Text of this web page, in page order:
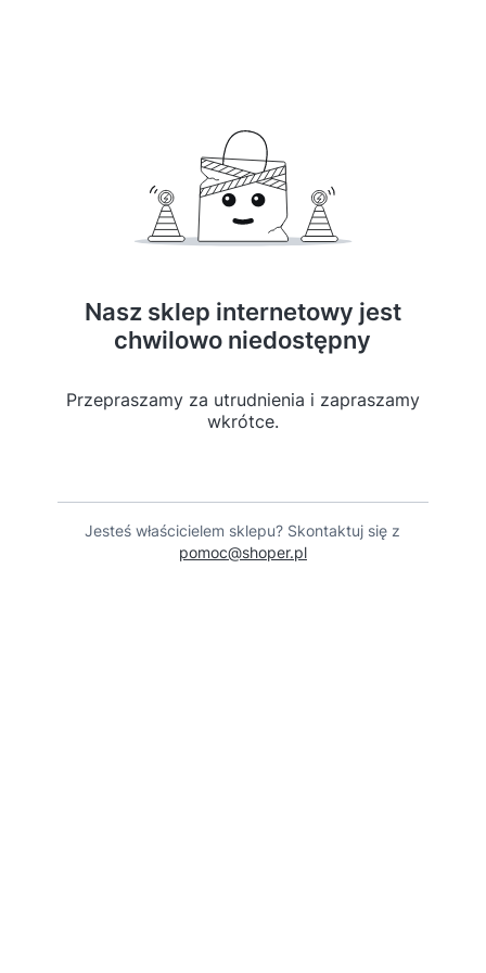
Nasz sklep internetowy jest
chwilowo niedostępny
Przepraszamy za utrudnienia i zapraszamy
wkrótce.
Jesteś właścicielem sklepu? Skontaktuj się z
pomoc@shoper.pl